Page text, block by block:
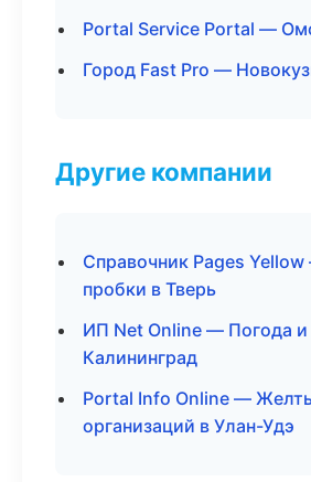
Portal Service Portal —
Город Fast Pro —
Другие компании
Справочник Pages
пробки в Тверь
ИП Net Online — Погода и
Калининград
Portal Info Online —
организаций в Улан-Удэ